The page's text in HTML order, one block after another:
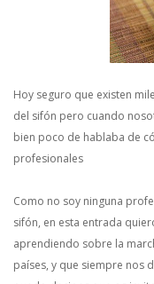
Hoy seguro que existen
del sifón pero cuando
bien poco de hablaba de
profesionales
Como no soy ninguna
sifón, en esta entrada
aprendiendo sobre la
países, y que siempre nos